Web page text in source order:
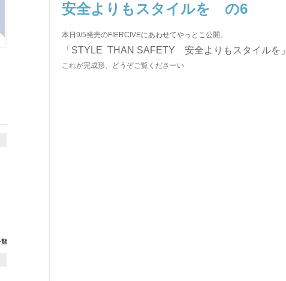
安全よりもスタイルを の6
本日9/5発売のFIERCIVEにあわせてやっとこ公開。
「STYLE THAN SAFETY 安全よりもスタイルを」
これが完成形、どうぞご覧くださーい